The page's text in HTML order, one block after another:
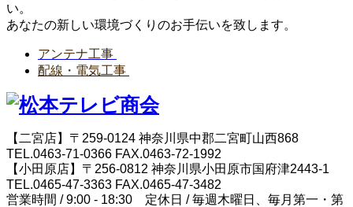
い。
あなたの新しい環境づくりのお手伝いを致します。
アンテナ工事
配線・電気工事
【二宮店】〒259-0124 神奈川県中郡二宮町山西868
TEL.0463-71-0366 FAX.0463-72-1992
【小田原店】〒256-0812 神奈川県小田原市国府津2443-1
TEL.0465-47-3363 FAX.0465-47-3482
営業時間 / 9:00 - 18:30 定休日 / 毎週木曜日、毎月第一・第